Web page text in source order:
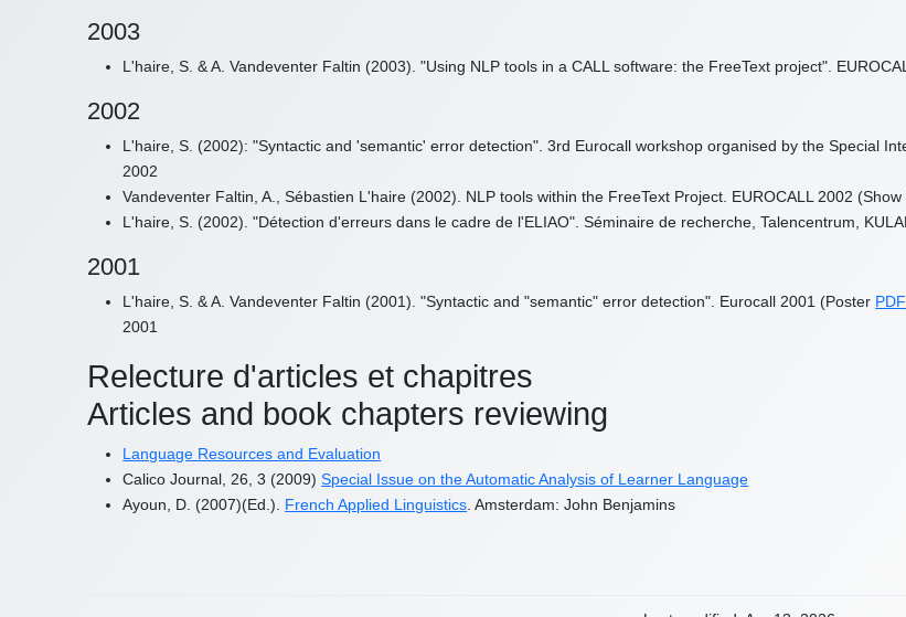
2003
L'haire, S. & A. Vandeventer Faltin (2003). "Using NLP tools in a CALL software: the FreeText project".
2002
L'haire, S. (2002): "Syntactic and 'semantic' error detection". 3rd Eurocall workshop organised by the Special
2002
Vandeventer Faltin, A., Sébastien L'haire (2002). NLP tools within the FreeText Project. EUROCALL 2002
L'haire, S. (2002). "Détection d'erreurs dans le cadre de l'ELIAO". Séminaire de recherche, Talencentrum,
2001
L'haire, S. & A. Vandeventer Faltin (2001). "Syntactic and "semantic" error detection". Eurocall 2001 (Poster
2001
Relecture d'articles et chapitres
Articles and book chapters reviewing
Language Resources and Evaluation
Calico Journal, 26, 3 (2009)Special Issue on the Automatic Analysis of Learner Language
Ayoun, D. (2007)(Ed.). French Applied Linguistics . Amsterdam: John Benjamins